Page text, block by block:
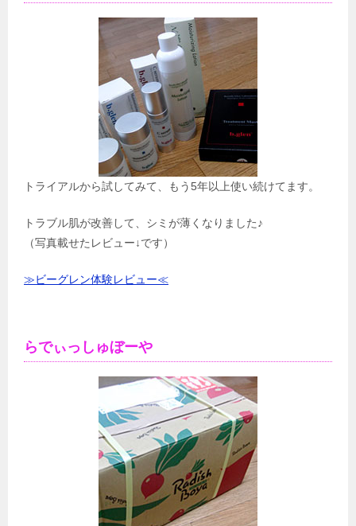
トライアルから試してみて、もう5年以上使い続けてます。
トラブル肌が改善して、シミが薄くなりました♪
（写真載せたレビュー↓です）
≫ビーグレン体験レビュー≪
らでぃっしゅぼーや